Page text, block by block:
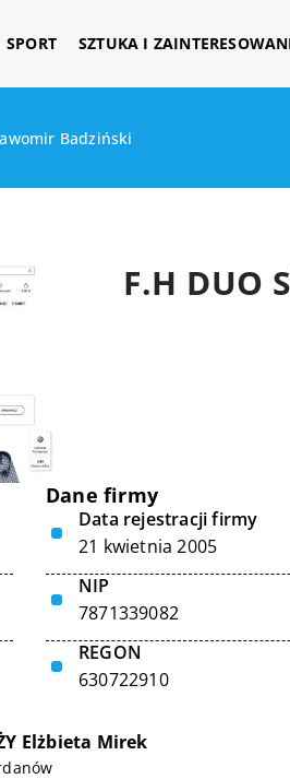
SPORT SZTUKA I
Badziński
F.H DUO
Dane firmy
Data rejestracji firmy
21 kwietnia 2005
NIP
7871339082
REGON
630722910
Elżbieta Mirek